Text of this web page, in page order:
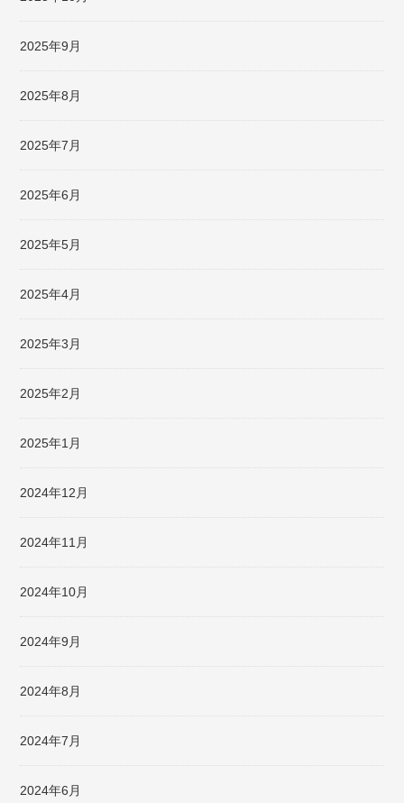
2025年9月
2025年8月
2025年7月
2025年6月
2025年5月
2025年4月
2025年3月
2025年2月
2025年1月
2024年12月
2024年11月
2024年10月
2024年9月
2024年8月
2024年7月
2024年6月